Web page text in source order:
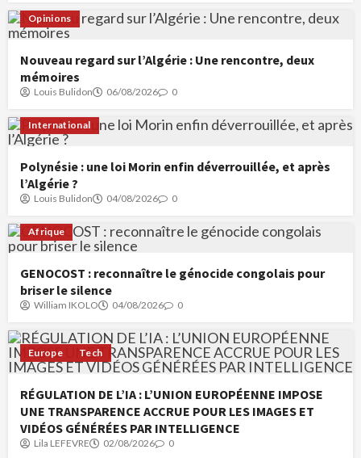
Opinions
Nouveau regard sur l’Algérie : Une rencontre, deux
mémoires
Louis Bulidon 06/08/2026 0
International
Polynésie : une loi Morin enfin déverrouillée, et après
l’Algérie ?
Louis Bulidon 04/08/2026 0
Afrique
GENOCOST : reconnaître le génocide congolais pour
briser le silence
William IKOLO 04/08/2026 0
Europe Tech
RÉGULATION DE L’IA : L’UNION EUROPÉENNE IMPOSE
UNE TRANSPARENCE ACCRUE POUR LES IMAGES ET
VIDÉOS GÉNÉRÉES PAR INTELLIGENCE
Lila LEFEVRE 02/08/2026 0